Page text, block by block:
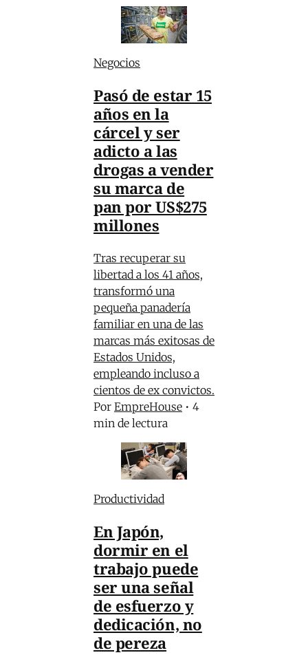
Negocios
Pasó de estar 15
años en la
cárcel y ser
adicto a las
drogas a vender
su marca de
pan por US$275
millones
Tras recuperar su
libertad a los 41 años,
transformó una
pequeña panadería
familiar en una de las
marcas más exitosas de
Estados Unidos,
empleando incluso a
cientos de ex convictos.
Por EmpreHouse • 4
min de lectura
Productividad
En Japón,
dormir en el
trabajo puede
ser una señal
de esfuerzo y
dedicación, no
de pereza